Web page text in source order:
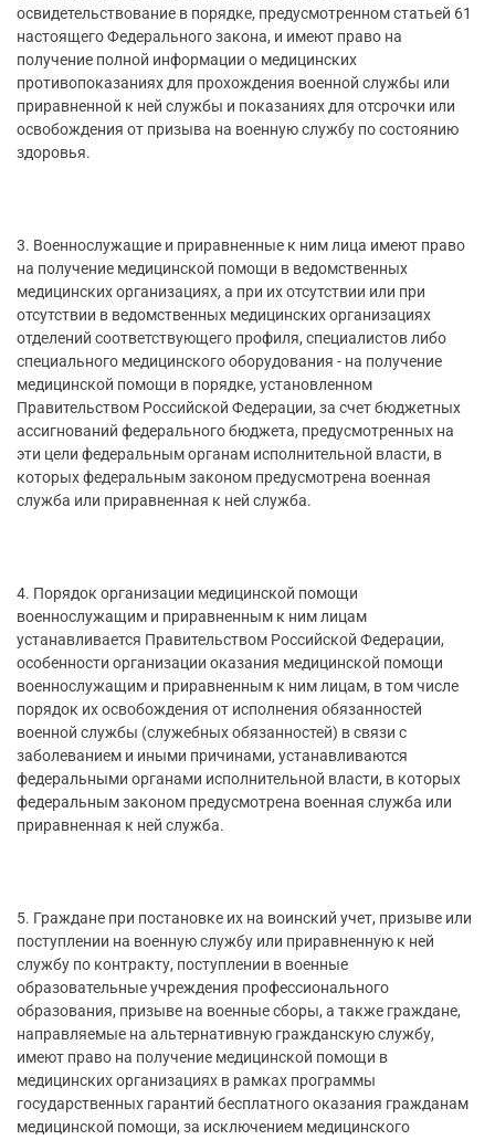
освидетельствование в порядке, предусмотренном статьей 61
настоящего Федерального закона, и имеют право на
получение полной информации о медицинских
противопоказаниях для прохождения военной службы или
приравненной к ней службы и показаниях для отсрочки или
освобождения от призыва на военную службу по состоянию
здоровья.
3. Военнослужащие и приравненные к ним лица имеют право
на получение медицинской помощи в ведомственных
медицинских организациях, а при их отсутствии или при
отсутствии в ведомственных медицинских организациях
отделений соответствующего профиля, специалистов либо
специального медицинского оборудования - на получение
медицинской помощи в порядке, установленном
Правительством Российской Федерации, за счет бюджетных
ассигнований федерального бюджета, предусмотренных на
эти цели федеральным органам исполнительной власти, в
которых федеральным законом предусмотрена военная
служба или приравненная к ней служба.
4. Порядок организации медицинской помощи
военнослужащим и приравненным к ним лицам
устанавливается Правительством Российской Федерации,
особенности организации оказания медицинской помощи
военнослужащим и приравненным к ним лицам, в том числе
порядок их освобождения от исполнения обязанностей
военной службы (служебных обязанностей) в связи с
заболеванием и иными причинами, устанавливаются
федеральными органами исполнительной власти, в которых
федеральным законом предусмотрена военная служба или
приравненная к ней служба.
5. Граждане при постановке их на воинский учет, призыве или
поступлении на военную службу или приравненную к ней
службу по контракту, поступлении в военные
образовательные учреждения профессионального
образования, призыве на военные сборы, а также граждане,
направляемые на альтернативную гражданскую службу,
имеют право на получение медицинской помощи в
медицинских организациях в рамках программы
государственных гарантий бесплатного оказания гражданам
медицинской помощи, за исключением медицинского